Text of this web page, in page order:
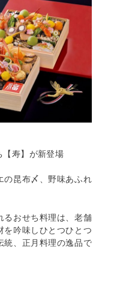
o
k
【寿】が新登場
の昆布〆、野味あふれ
るおせち料理は、老舗
を吟味しひとつひとつ
統、正月料理の逸品で